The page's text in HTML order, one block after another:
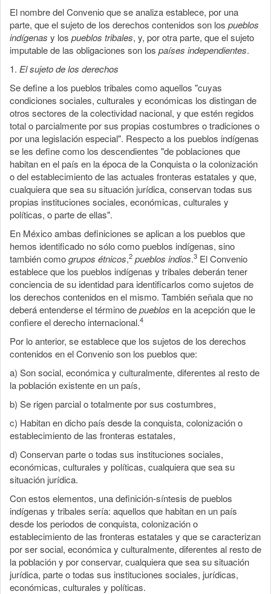
El nombre del Convenio que se analiza establece, por una
parte, que el sujeto de los derechos contenidos son los pueblos
indígenas y los pueblos tribales, y, por otra parte, que el sujeto
imputable de las obligaciones son los países independientes.
1. El sujeto de los derechos
Se define a los pueblos tribales como aquellos "cuyas
condiciones sociales, culturales y económicas los distingan de
otros sectores de la colectividad nacional, y que estén regidos
total o parcialmente por sus propias costumbres o tradiciones o
por una legislación especial". Respecto a los pueblos indígenas
se les define como los descendientes "de poblaciones que
habitan en el país en la época de la Conquista o la colonización
o del establecimiento de las actuales fronteras estatales y que,
cualquiera que sea su situación jurídica, conservan todas sus
propias instituciones sociales, económicas, culturales y
políticas, o parte de ellas".
En México ambas definiciones se aplican a los pueblos que
hemos identificado no sólo como pueblos indígenas, sino
también comogrupos étnicos,2 pueblos indios.3 El Convenio
establece que los pueblos indígenas y tribales deberán tener
conciencia de su identidad para identificarlos como sujetos de
los derechos contenidos en el mismo. También señala que no
deberá entenderse el término depueblos en la acepción que le
confiere el derecho internacional.4
Por lo anterior, se establece que los sujetos de los derechos
contenidos en el Convenio son los pueblos que:
a) Son social, económica y culturalmente, diferentes al resto de
la población existente en un país,
b) Se rigen parcial o totalmente por sus costumbres,
c) Habitan en dicho país desde la conquista, colonización o
establecimiento de las fronteras estatales,
d) Conservan parte o todas sus instituciones sociales,
económicas, culturales y políticas, cualquiera que sea su
situación jurídica.
Con estos elementos, una definición-síntesis de pueblos
indígenas y tribales sería: aquellos que habitan en un país
desde los periodos de conquista, colonización o
establecimiento de las fronteras estatales y que se caracterizan
por ser social, económica y culturalmente, diferentes al resto de
la población y por conservar, cualquiera que sea su situación
jurídica, parte o todas sus instituciones sociales, jurídicas,
económicas, culturales y políticas.